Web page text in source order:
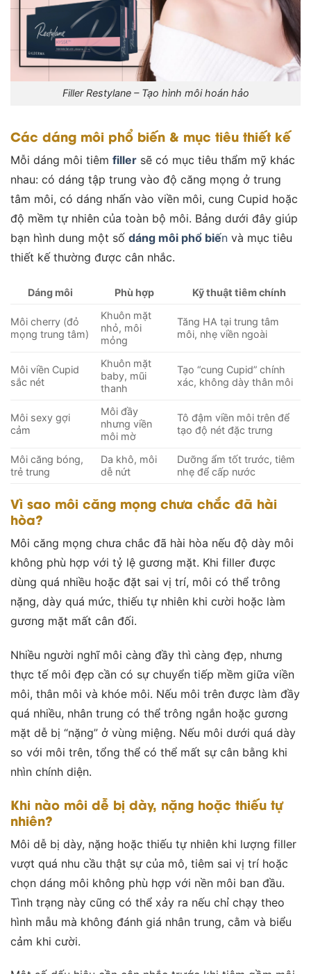
Filler Restylane – Tạo hình môi hoán hảo
Các dáng môi phổ biến & mục tiêu thiết kế
Mỗi dáng môi tiêm filler sẽ có mục tiêu thẩm mỹ khác
nhau: có dáng tập trung vào độ căng mọng ở trung
tâm môi, có dáng nhấn vào viền môi, cung Cupid hoặc
độ mềm tự nhiên của toàn bộ môi. Bảng dưới đây giúp
bạn hình dung một số dáng môi phổ biến và mục tiêu
thiết kế thường được cân nhắc.
Dáng môi Phù hợp Kỹ thuật tiêm chính
Môi cherry (đỏ
mọng trung tâm)
Khuôn mặt
nhỏ, môi
mỏng
Tăng HA tại trung tâm
môi, nhẹ viền ngoài
Môi viền Cupid
sắc nét
Khuôn mặt
baby, mũi
thanh
Tạo “cung Cupid” chính
xác, không dày thân môi
Môi sexy gợi
cảm
Môi đầy
nhưng viền
môi mờ
Tô đậm viền môi trên để
tạo độ nét đặc trưng
Môi căng bóng,
trẻ trung
Da khô, môi
dễ nứt
Dưỡng ẩm tốt trước, tiêm
nhẹ để cấp nước
Vì sao môi căng mọng chưa chắc đã hài
hòa?
Môi căng mọng chưa chắc đã hài hòa nếu độ dày môi
không phù hợp với tỷ lệ gương mặt. Khi filler được
dùng quá nhiều hoặc đặt sai vị trí, môi có thể trông
nặng, dày quá mức, thiếu tự nhiên khi cười hoặc làm
gương mặt mất cân đối.
Nhiều người nghĩ môi càng đầy thì càng đẹp, nhưng
thực tế môi đẹp cần có sự chuyển tiếp mềm giữa viền
môi, thân môi và khóe môi. Nếu môi trên được làm đầy
quá nhiều, nhân trung có thể trông ngắn hoặc gương
mặt dễ bị “nặng” ở vùng miệng. Nếu môi dưới quá dày
so với môi trên, tổng thể có thể mất sự cân bằng khi
nhìn chính diện.
Khi nào môi dễ bị dày, nặng hoặc thiếu tự
nhiên?
Môi dễ bị dày, nặng hoặc thiếu tự nhiên khi lượng filler
vượt quá nhu cầu thật sự của mô, tiêm sai vị trí hoặc
chọn dáng môi không phù hợp với nền môi ban đầu.
Tình trạng này cũng có thể xảy ra nếu chỉ chạy theo
hình mẫu mà không đánh giá nhân trung, cằm và biểu
cảm khi cười.